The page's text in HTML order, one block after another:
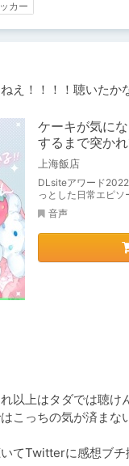
カー
ケーキが気に
するまで突か
変態リクエスト
上海飯店
DLsiteアワード
っとした日常エピ
音声
以上はタダでは聴け
こっちの気が済まな
てTwitterに感想ブ